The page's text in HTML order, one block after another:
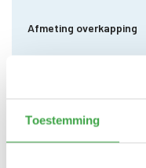
Toestemming
Afmeting overkapping
Staander